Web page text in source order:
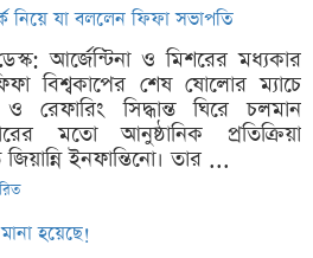
নিয়ে যা বললেন ফিফা সভাপতি
আর্জেন্টিনা ও মিশরের মধ্যকার
বিশ্বকাপের শেষ ষোলোর ম্যাচে
রেফারিং সিদ্ধান্ত ঘিরে চলমান
মতো আনুষ্ঠানিক প্রতিক্রিয়া
ইনফান্তিনো। তার ...
হয়েছে!